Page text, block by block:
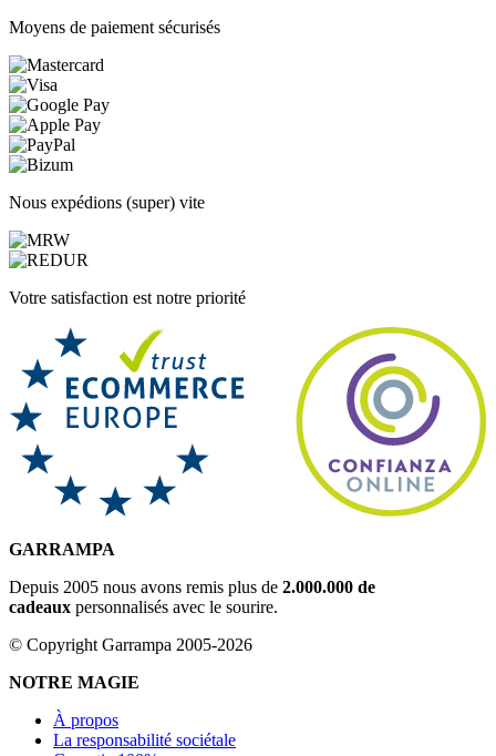
Moyens de paiement sécurisés
Nous expédions (super) vite
Votre satisfaction est notre priorité
GARRAMPA
Depuis 2005 nous avons remis plus de 2.000.000 de
cadeaux personnalisés avec le sourire.
© Copyright Garrampa 2005-2026
NOTRE MAGIE
À propos
La responsabilité sociétale